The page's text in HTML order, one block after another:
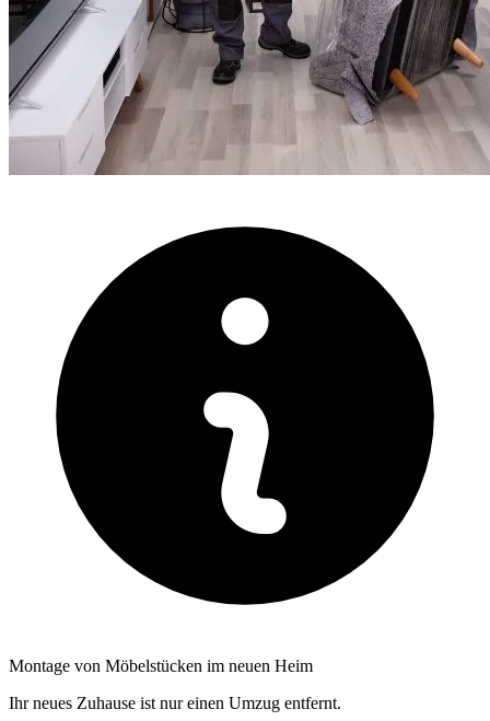
Montage von Möbelstücken im neuen Heim
Ihr neues Zuhause ist nur einen Umzug entfernt.